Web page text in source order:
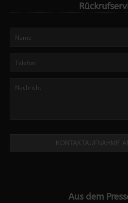
KONTAKTAUFNAHME
Aus dem